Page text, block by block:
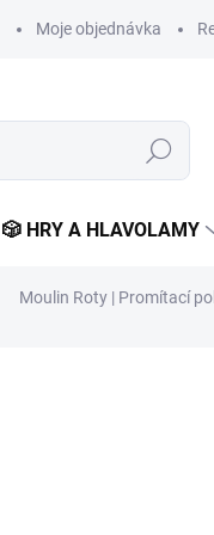
Moje objednávka
Hledat
🎲 HRY A HLAVOLAMY
Moulin Roty | Promítací